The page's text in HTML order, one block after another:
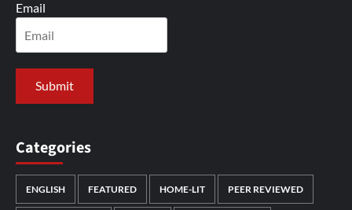
Email
Categories
ENGLISH FEATURED HOME-LIT PEER REVIEWED